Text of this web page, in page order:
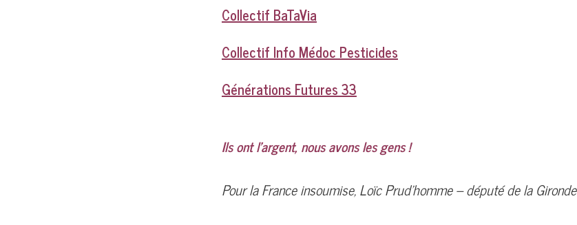
Collectif BaTaVia
Collectif Info Médoc Pesticides
Générations Futures 33
Ils ont l’argent, nous avons les gens !
Pour la France insoumise, Loïc Prud’homme – député de la Gironde